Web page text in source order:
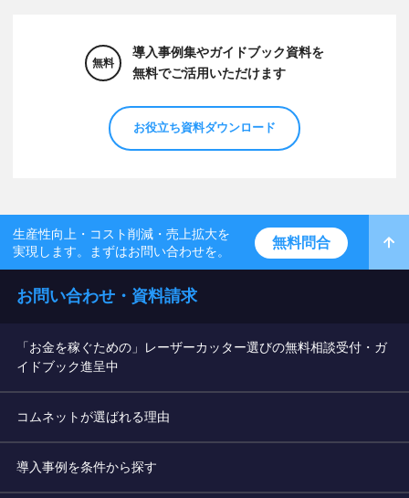
無料
導入事例集やガイドブック資料を
無料でご活用いただけます
お役立ち資料ダウンロード
生産性向上・コスト削減・売上拡大を
実現します。まずはお問い合わせを。
無料問合
お問い合わせ・資料請求
「お金を稼ぐための」レーザーカッター選びの無料相談受付・ガ
イドブック進呈中
コムネットが選ばれる理由
導入事例を条件から探す